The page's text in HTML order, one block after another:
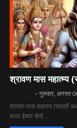
श्रावण मास महात्म्य
गुरुवार, अगस्त
श्रावण मास महात्म्य (सातवाँ
कथा ईश्वर बोले…